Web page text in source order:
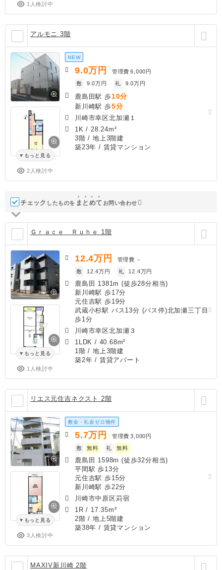
1人検討中
アルモニ 3階
もっと見る
2人検討中
NEW
9.0万円 管理費 6,000円
敷
9.0万円 礼 9.0万円
鹿島田駅 歩10分
新川崎駅 歩5分
川崎市幸区北加瀬１
1K / 28.24m²
3階 / 地上3階建
築23年 / 賃貸マンション
チェック したものを ま と めて お問い合わせ
Ｇｒａｃｅ Ｒｕｈｅ 1階
もっと見る
1人検討中
12.4万円 管理費 －
敷
12.4万円 礼 12.4万円
鹿島田 1381m (徒歩28分相当)
新川崎駅 歩17分
元住吉駅 歩19分
武蔵小杉駅 バス13分 (バス停)北加瀬三丁目
歩1分
川崎市幸区北加瀬３
1LDK / 40.68m²
1階 / 地上3階建
築2年 / 賃貸アパート
リエス元住吉ネクスト 2階
もっと見る
3人検討中
敷金・礼金ゼロ物件
5.7万円 管理費 3,000円
敷
無料 礼 無料
鹿島田 1598m (徒歩32分相当)
平間駅 歩13分
元住吉駅 歩15分
新川崎駅 歩22分
川崎市中原区苅宿
1R / 17.35m²
2階 / 地上5階建
築38年 / 賃貸マンション
MAXIV新川崎 2階